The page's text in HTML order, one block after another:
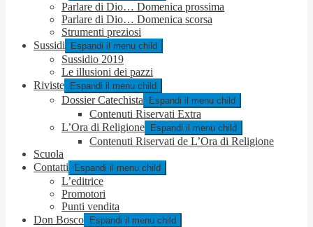
Parlare di Dio… Domenica prossima
Parlare di Dio… Domenica scorsa
Strumenti preziosi
Sussidi
Espandi il menu child
Sussidio 2019
Le illusioni dei pazzi
Riviste
Espandi il menu child
Dossier Catechista Espandi il menu child
Contenuti Riservati Extra
L’Ora di Religione
Espandi il menu child
Contenuti Riservati de L’Ora di Religione
Scuola
Contatti
Espandi il menu child
L’editrice
Promotori
Punti vendita
Don Bosco
Espandi il menu child